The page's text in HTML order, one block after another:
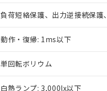
負荷短絡保護、出力逆接続保護
動作・復帰: 1ms以下
単回転ボリウム
白熱ランプ: 3,000lx以下
ご利用条件
対応済み：EU
対応予定：EU
対応予定なし：
調査・確認中：
仕入先様の事情
があります。
※1 中国
「○」：最大均質
「×」：最大均質